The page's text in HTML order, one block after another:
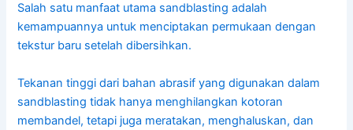
Salah satu manfaat utama sandblasting adalah
kemampuannya untuk menciptakan permukaan dengan
tekstur baru setelah dibersihkan.
Tekanan tinggi dari bahan abrasif yang digunakan dalam
sandblasting tidak hanya menghilangkan kotoran
membandel, tetapi juga meratakan, menghaluskan, dan